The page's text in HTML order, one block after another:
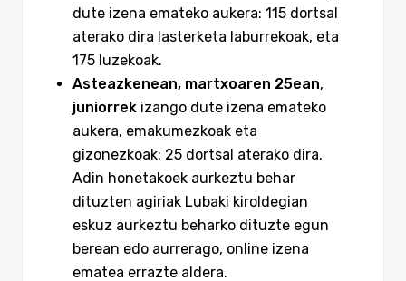
dute izena emateko aukera: 115 dortsal
aterako dira lasterketa laburrekoak, eta
175 luzekoak.
Asteazkenean, martxoaren 25ean,
juniorrek izango dute izena emateko
aukera, emakumezkoak eta
gizonezkoak: 25 dortsal aterako dira.
Adin honetakoek aurkeztu behar
dituzten agiriak Lubaki kiroldegian
eskuz aurkeztu beharko dituzte egun
berean edo aurrerago, online izena
ematea errazte aldera.